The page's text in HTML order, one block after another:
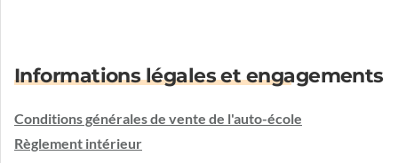
Informations légales et engagements
Conditions générales de vente de l'auto-école
Règlement intérieur